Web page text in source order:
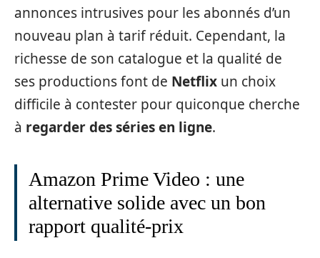
annonces intrusives pour les abonnés d’un
nouveau plan à tarif réduit. Cependant, la
richesse de son catalogue et la qualité de
ses productions font de Netflix un choix
difficile à contester pour quiconque cherche
à regarder des séries en ligne.
Amazon Prime Video : une
alternative solide avec un bon
rapport qualité-prix